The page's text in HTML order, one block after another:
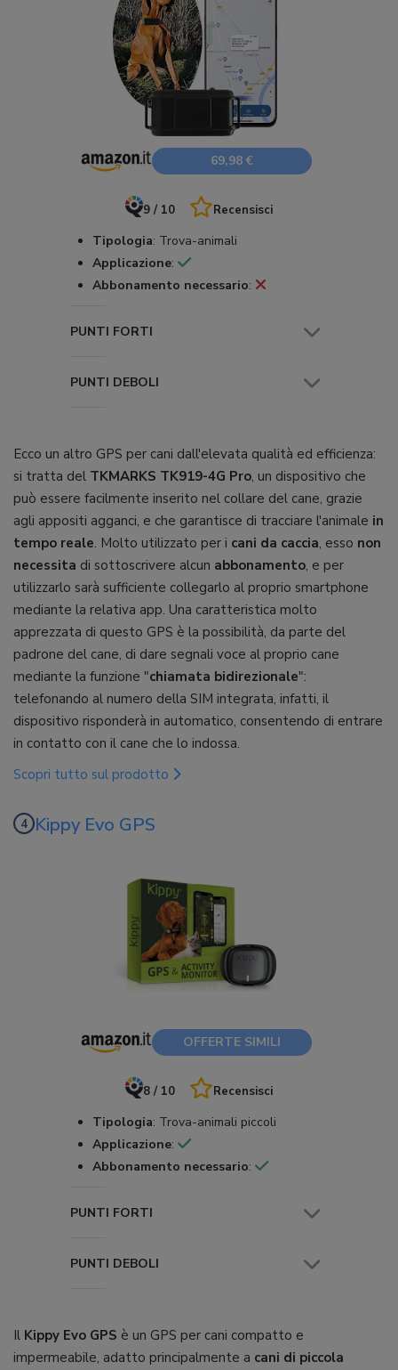
69,98 €
9 / 10 Recensisci
Tipologia: Trova-animali
Applicazione:
Abbonamento necessario:
PUNTI FORTI
PUNTI DEBOLI
Ecco un altro GPS per cani dall'elevata qualità ed efficienza:
si tratta del TKMARKS TK919-4G Pro, un dispositivo che
può essere facilmente inserito nel collare del cane, grazie
agli appositi agganci, e che garantisce di tracciare l'animale in
tempo reale. Molto utilizzato per i cani da caccia, esso non
necessita di sottoscrivere alcun abbonamento, e per
utilizzarlo sarà sufficiente collegarlo al proprio smartphone
mediante la relativa app. Una caratteristica molto
apprezzata di questo GPS è la possibilità, da parte del
padrone del cane, di dare segnali voce al proprio cane
mediante la funzione "chiamata bidirezionale":
telefonando al numero della SIM integrata, infatti, il
dispositivo risponderà in automatico, consentendo di entrare
in contatto con il cane che lo indossa.
Scopri tutto sul prodotto
Kippy Evo GPS
OFFERTE SIMILI
8 / 10 Recensisci
Tipologia: Trova-animali piccoli
Applicazione:
Abbonamento necessario:
PUNTI FORTI
PUNTI DEBOLI
Il Kippy Evo GPS è un GPS per cani compatto e
impermeabile, adatto principalmente a cani di piccola